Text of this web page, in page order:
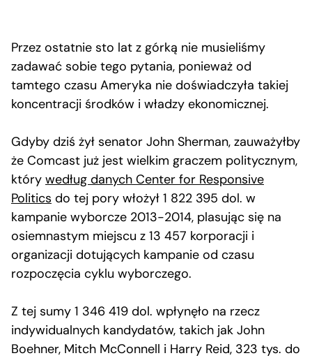
Przez ostatnie sto lat z górką nie musieliśmy
zadawać sobie tego pytania, ponieważ od
tamtego czasu Ameryka nie doświadczyła takiej
koncentracji środków i władzy ekonomicznej.
Gdyby dziś żył senator John Sherman, zauważyłby
że Comcast już jest wielkim graczem politycznym,
który według danych Center for Responsive
Politics do tej pory włożył 1 822 395 dol. w
kampanie wyborcze 2013-2014, plasując się na
osiemnastym miejscu z 13 457 korporacji i
organizacji dotujących kampanie od czasu
rozpoczęcia cyklu wyborczego.
Z tej sumy 1 346 419 dol. wpłynęło na rzecz
indywidualnych kandydatów, takich jak John
Boehner, Mitch McConnell i Harry Reid, 323 tys. do